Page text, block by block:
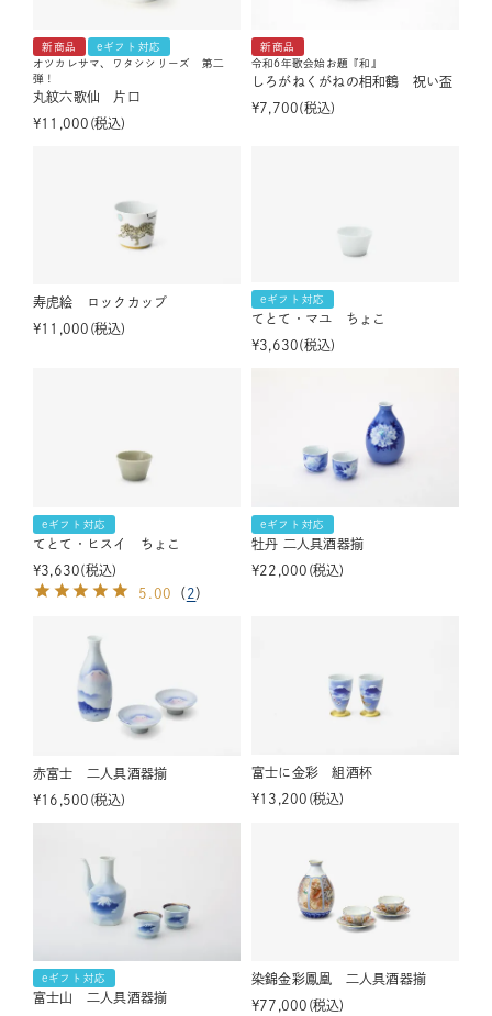
新商品
eギフト対応
オツカレサマ、ワタシシリーズ 第二
弾！
丸紋六歌仙 片口
¥11,000 税込
新商品
令和6年歌会始お題『和』
しろがねくがねの相和鶴 祝い盃
¥7,700 税込
寿虎絵 ロックカップ
¥11,000 税込
eギフト対応
てとて・マユ ちょこ
¥3,630 税込
eギフト対応
てとて・ヒスイ ちょこ
¥3,630 税込
5.00
（ 2）
eギフト対応
牡丹 二人具酒器揃
¥22,000 税込
赤富士 二人具酒器揃
¥16,500 税込
富士に金彩 組酒杯
¥13,200 税込
eギフト対応
富士山 二人具酒器揃
染錦金彩鳳凰 二人具酒器揃
¥77,000 税込